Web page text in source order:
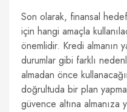
Son olarak, finansal
için hangi amaçla
önemlidir. Kredi almanın
durumlar gibi farklı
almadan önce
doğrultuda bir plan
güvence altına almanıza